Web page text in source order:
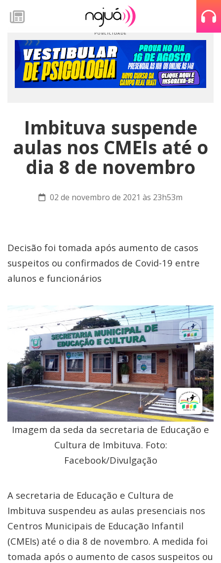
Imbituva suspende
aulas nos CMEIs até o
dia 8 de novembro
02 de novembro de 2021 às 23h53m
Decisão foi tomada após aumento de casos
suspeitos ou confirmados de Covid-19 entre
alunos e funcionários
Imagem da seda da secretaria de Educação e
Cultura de Imbituva. Foto:
Facebook/Divulgação
A secretaria de Educação e Cultura de
Imbituva suspendeu as aulas presenciais nos
Centros Municipais de Educação Infantil
(CMEIs) até o dia 8 de novembro. A medida foi
tomada após o aumento de casos suspeitos ou